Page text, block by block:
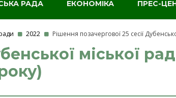
РАДА ЕКОНОМІКА ПРЕС-
2022 Рішення позачергової 25 сесії
міської